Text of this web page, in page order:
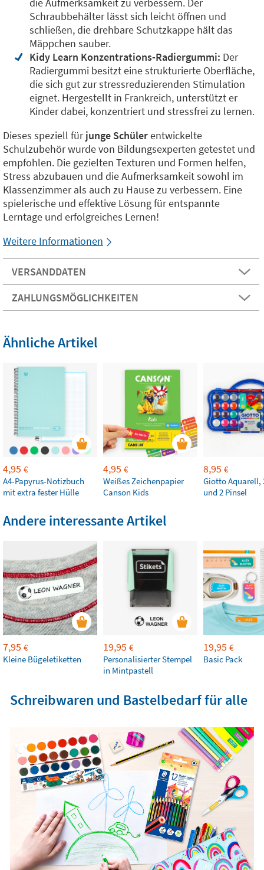
die Aufmerksamkeit zu verbessern. Der
Schraubbehälter lässt sich leicht öffnen und
schließen, die drehbare Schutzkappe hält das
Mäppchen sauber.
Kidy Learn Konzentrations-Radiergummi: Der
Radiergummi besitzt eine strukturierte Oberfläche,
die sich gut zur stressreduzierenden Stimulation
eignet. Hergestellt in Frankreich, unterstützt er
Kinder dabei, konzentriert und stressfrei zu lernen.
Dieses speziell fürjunge Schülerentwickelte
Schulzubehör wurde von Bildungsexperten getestet und
empfohlen. Die gezielten Texturen und Formen helfen,
Stress abzubauen und die Aufmerksamkeit sowohl im
Klassenzimmer als auch zu Hause zu verbessern. Eine
spielerische und effektive Lösung für entspannte
Lerntage und erfolgreiches Lernen!
Weitere Informationen
VERSANDDATEN
ZAHLUNGSMÖGLICHKEITEN
Ähnliche Artikel
4,95 €
A4-Papyrus-Notizbuch
mit extra fester Hülle
4,95 €
Weißes Zeichenpapier
Canson Kids
8,95 €
Giotto Aquarell,
und 2 Pinsel
Andere interessante Artikel
7,95 €
Kleine Bügeletiketten
19,95 €
Personalisierter Stempel
in Mintpastell
19,95 €
Basic Pack
Schreibwaren und Bastelbedarf für alle